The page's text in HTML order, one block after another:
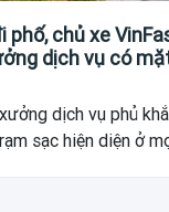
phố, chủ xe
dịch vụ có
dịch vụ phủ
sạc hiện diện ở